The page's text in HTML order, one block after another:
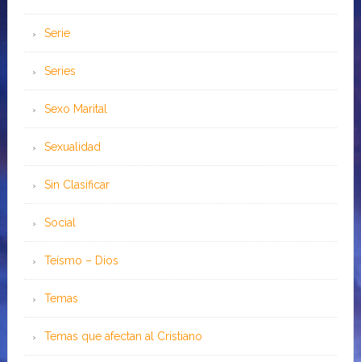
Serie
Series
Sexo Marital
Sexualidad
Sin Clasificar
Social
Teísmo – Dios
Temas
Temas que afectan al Cristiano